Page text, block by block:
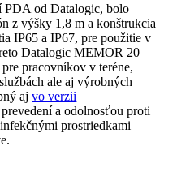
od Datalogic, bolo
z výšky 1,8 m a konštrukcia
IP65 a IP67, pre použitie v
Datalogic MEMOR 20
pracovníkov v teréne,
ale aj výrobných
ajvo verzii
a odolnosťou proti
prostriedkami